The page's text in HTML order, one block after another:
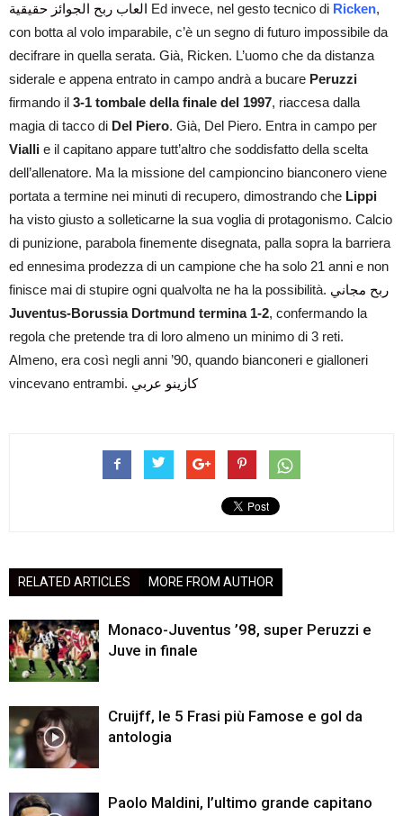
العاب ربح الجوائز حقيقية Ed invece, nel gesto tecnico di Ricken,
con botta al volo imparabile, c’è un segno di futuro impossibile da
decifrare in quella serata. Già, Ricken. L’uomo che da distanza
siderale e appena entrato in campo andrà a bucare Peruzzi
firmando il 3-1 tombale della finale del 1997, riaccesa dalla
magia di tacco di Del Piero. Già, Del Piero. Entra in campo per
Vialli e il capitano appare tutt’altro che soddisfatto della scelta
dell’allenatore. Ma la missione del campioncino bianconero viene
portata a termine nei minuti di recupero, dimostrando che Lippi
ha visto giusto a solleticarne la sua voglia di protagonismo. Calcio
di punizione, parabola finemente disegnata, palla sopra la barriera
ed ennesima prodezza di un campione che ha solo 21 anni e non
finisce mai di stupire ogni qualvolta ne ha la possibilità. ربح مجاني
Juventus-Borussia Dortmund termina 1-2, confermando la
regola che pretende tra di loro almeno un minimo di 3 reti.
Almeno, era così negli anni ’90, quando bianconeri e gialloneri
vincevano entrambi. كازينو عربي
RELATED ARTICLES MORE FROM AUTHOR
Monaco-Juventus ’98, super Peruzzi e
Juve in finale
Cruijff, le 5 Frasi più Famose e gol da
antologia
Paolo Maldini, l’ultimo grande capitano